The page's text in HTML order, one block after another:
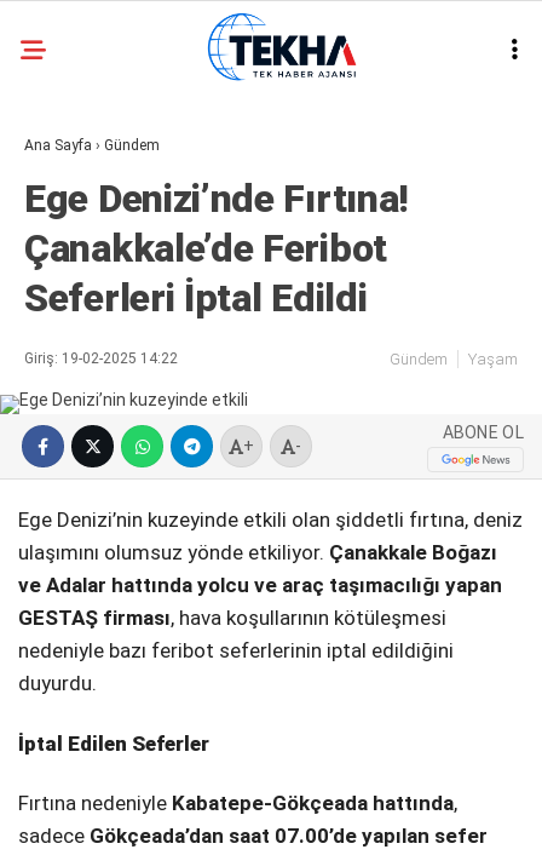
WhatsApp İhbar
Facebook
20.7
ASAYIŞ
GÜNDEM
GENEL
POLITIKA
SIYASET
SPOR
Ana Sayfa › Gündem
Ege Denizi’nde Fırtına!
Çanakkale’de Feribot
Seferleri İptal Edildi
Giriş: 19-02-2025 14:22 Gündem Yaşam
+ -
ABONE OL
Ege Denizi’nin kuzeyinde etkili olan şiddetli fırtına, deniz
ulaşımını olumsuz yönde etkiliyor. Çanakkale Boğazı
ve Adalar hattında yolcu ve araç taşımacılığı yapan
GESTAŞ firması, hava koşullarının kötüleşmesi
nedeniyle bazı feribot seferlerinin iptal edildiğini
duyurdu.
İptal Edilen Seferler
Fırtına nedeniyle Kabatepe-Gökçeada hattında,
sadece Gökçeada’dan saat 07.00’de yapılan sefer